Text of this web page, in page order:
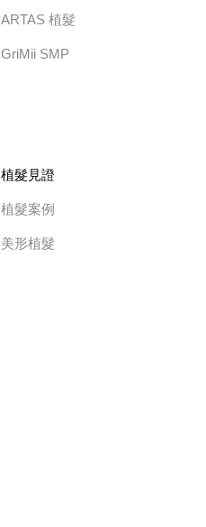
ARTAS 植髮
GriMii SMP
植髮見證
植髮案例
美形植髮